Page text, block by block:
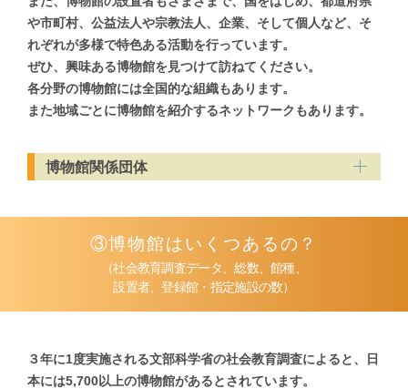
や市町村、 公益法人や宗教法人、企業、そして個人など、 そ
れぞれが多様で特色ある活動を行っています。
ぜひ、興味ある博物館を見つけて訪ねてください。
各分野の博物館には全国的な組織もあります。
また地域ごとに博物館を紹介するネットワークもあります。
博物館関係団体
③博物館はいくつあるの？
（社会教育調査データ、総数、館種、
設置者、登録館・指定施設の数）
３年に1度実施される文部科学省の社会教育調査によると、
日
本には5,700以上の博物館があるとされています。